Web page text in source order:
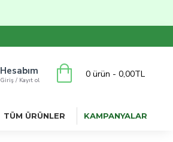
Hesabım
Giriş / Kayıt ol
0 ürün - 0,00TL
TÜM ÜRÜNLER KAMPANYALAR